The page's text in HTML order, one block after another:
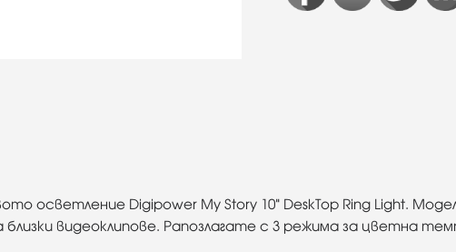
осветление Digipower My Story 10" DeskTop Ring Light.
видеоклипове. Рапозлагате с 3 режима за цветна